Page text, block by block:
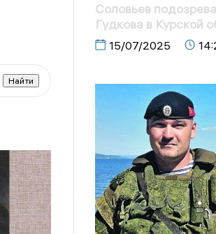
Соловьев
Гудкова в Курской
15/07/2025